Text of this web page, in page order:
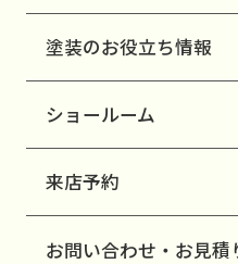
塗装のお役立ち情報
ショールーム
来店予約
お問い合わせ・お見積